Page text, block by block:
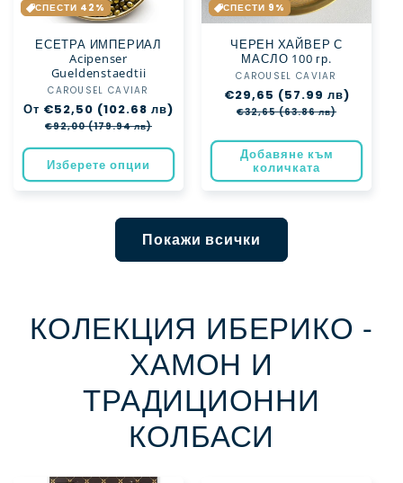
СПЕСТИ 42%
ЕСЕТРА ИМПЕРИАЛ
Acipenser
Gueldenstaedtii
Доставчик:
CAROUSEL CAVIAR
Обичайна
цена
От €52,50 (102.68 лв)
Цена
разпродажба
€92,00 (179.94 лв)
Изберете опции
СПЕСТИ 9%
ЧЕРЕН ХАЙВЕР С
МАСЛО 100 гр.
Доставчик:
CAROUSEL CAVIAR
Обичайна
цена
€29,65 (57.99 лв)
€32,65 (63.86 лв)
Добавяне към
количката
Покажи всички
КОЛЕКЦИЯ ИБЕРИКО -
ХАМОН И
ТРАДИЦИОННИ
КОЛБАСИ